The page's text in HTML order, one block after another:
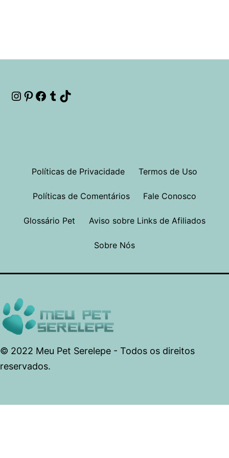
Instagram
Pinterest
Facebook
Tumblr
Políticas de Privacidade Termos de Uso
Políticas de Comentários Fale Conosco
Glossário Pet Aviso sobre Links de Afiliados
Sobre Nós
© 2022 Meu Pet Serelepe - Todos os direitos
reservados.